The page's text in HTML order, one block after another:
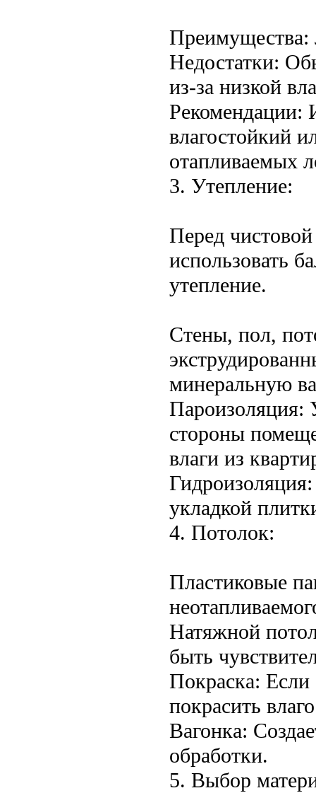
Преимущества:
Недостатки:
из-за низкой
Рекомендации:
влагостойкий
отапливаемых
3. Утепление:
Перед
использовать
утепление.
Стены, пол,
минеральную
Пароизоляция:
стороны
влаги из
укладкой
4. Потолок:
Пластиковые
Натяжной
быть
Покраска:
покрасить
Вагонка:
обработки.
5. Выбор